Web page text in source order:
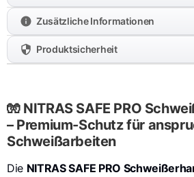
Zusätzliche Informationen
Produktsicherheit
🧤 NITRAS SAFE PRO
– Premium-Schutz für
Schweißarbeiten
Die NITRAS SAFE PRO